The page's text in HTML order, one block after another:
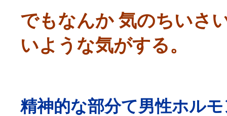
でもなんか 気のちいさ
いような気がする。
精神的な部分て男性ホル